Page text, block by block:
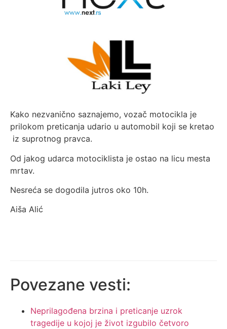
Kako nezvanično saznajemo, vozač motocikla je
prilokom preticanja udario u automobil koji se kretao
iz suprotnog pravca.
Od jakog udarca motociklista je ostao na licu mesta
mrtav.
Nesreća se dogodila jutros oko 10h.
Aiša Alić
Povezane vesti:
Neprilagođena brzina i preticanje uzrok
tragedije u kojoj je život izgubilo četvoro